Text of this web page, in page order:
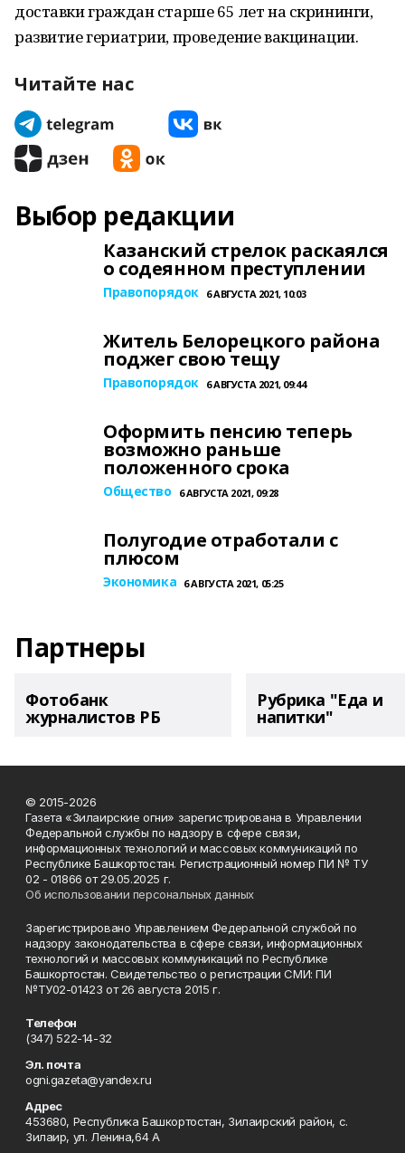
доставки граждан старше 65 лет на скрининги,
развитие гериатрии, проведение вакцинации.
Читайте нас
Выбор редакции
Казанский стрелок раскаялся
о содеянном преступлении
Правопорядок 6 АВГУСТА 2021, 10:03
Житель Белорецкого района
поджег свою тещу
Правопорядок 6 АВГУСТА 2021, 09:44
Оформить пенсию теперь
возможно раньше
положенного срока
Общество 6 АВГУСТА 2021, 09:28
Полугодие отработали с
плюсом
Экономика 6 АВГУСТА 2021, 05:25
Партнеры
Фотобанк
журналистов РБ
Рубрика "Еда и
напитки"
© 2015-2026
Газета «Зилаирские огни» зарегистрирована в Управлении
Федеральной службы по надзору в сфере связи,
информационных технологий и массовых коммуникаций по
Республике Башкортостан. Регистрационный номер ПИ № ТУ
02 - 01866 от 29.05.2025 г.
Об использовании персональных данных
Зарегистрировано Управлением Федеральной службой по
надзору законодательства в сфере связи, информационных
технологий и массовых коммуникаций по Республике
Башкортостан. Свидетельство о регистрации СМИ: ПИ
№ТУ02-01423 от 26 августа 2015 г.
Телефон
(347) 522-14-32
Эл. почта
ogni.gazeta@yandex.ru
Адрес
453680, Республика Башкортостан, Зилаирский район, с.
Зилаир, ул. Ленина,64 А